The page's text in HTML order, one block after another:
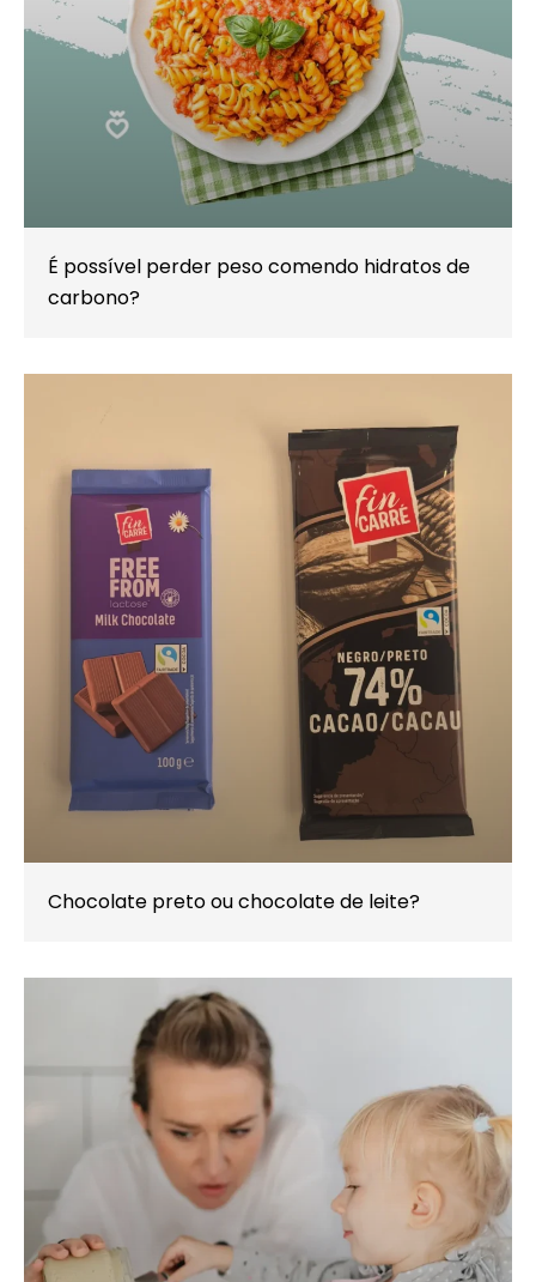
É possível perder peso comendo hidratos de
carbono?
Chocolate preto ou chocolate de leite?